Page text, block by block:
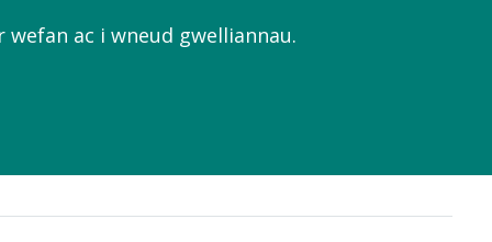
wefan ac i wneud gwelliannau.